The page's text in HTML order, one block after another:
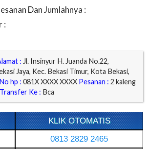
Dan Jumlahnya :
:
: Jl. Insinyur H. Juanda No.22,
Jaya, Kec. Bekasi Timur, Kota Bekasi,
No hp : 081X XXXX XXXX Pesanan : 2 kaleng
Ke : Bca
KLIK OTOMATIS
0813 2829 2465